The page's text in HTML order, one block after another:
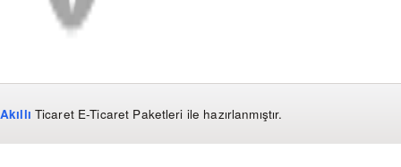
Akıllı Ticaret E-Ticaret Paketleri ile hazırlanmıştır.